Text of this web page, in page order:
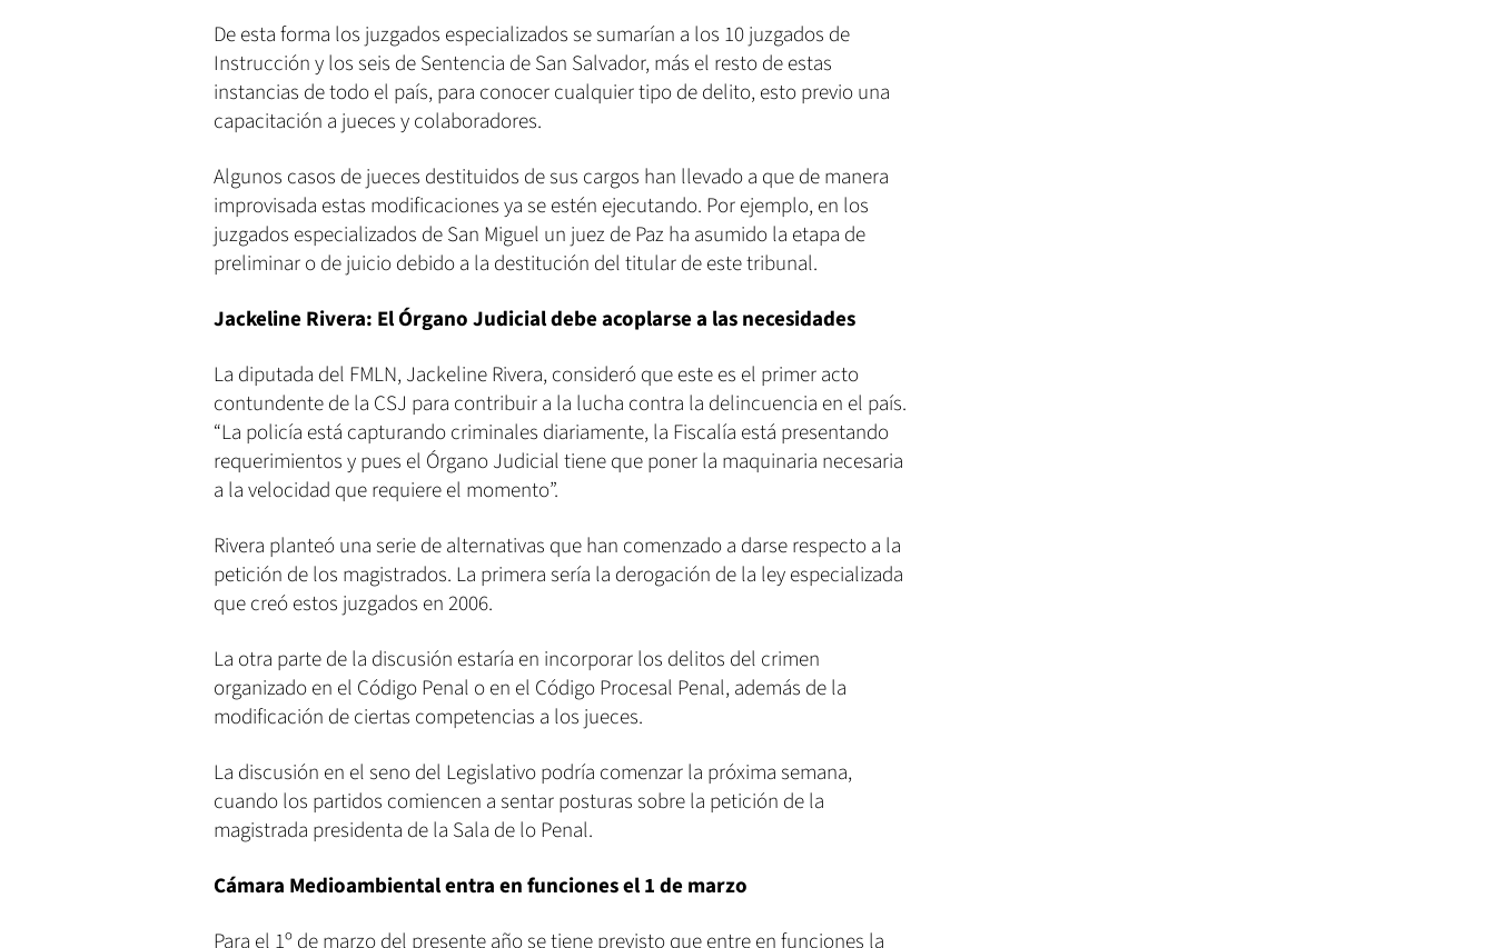
De esta forma los juzgados especializados se sumarían a los 10 juzgados de
Instrucción y los seis de Sentencia de San Salvador, más el resto de estas
instancias de todo el país, para conocer cualquier tipo de delito, esto previo una
capacitación a jueces y colaboradores.
Algunos casos de jueces destituidos de sus cargos han llevado a que de manera
improvisada estas modificaciones ya se estén ejecutando. Por ejemplo, en los
juzgados especializados de San Miguel un juez de Paz ha asumido la etapa de
preliminar o de juicio debido a la destitución del titular de este tribunal.
Jackeline Rivera: El Órgano Judicial debe acoplarse a las necesidades
La diputada del FMLN, Jackeline Rivera, consideró que este es el primer acto
contundente de la CSJ para contribuir a la lucha contra la delincuencia en el país.
“La policía está capturando criminales diariamente, la Fiscalía está presentando
requerimientos y pues el Órgano Judicial tiene que poner la maquinaria necesaria
a la velocidad que requiere el momento”.
Rivera planteó una serie de alternativas que han comenzado a darse respecto a la
petición de los magistrados. La primera sería la derogación de la ley especializada
que creó estos juzgados en 2006.
La otra parte de la discusión estaría en incorporar los delitos del crimen
organizado en el Código Penal o en el Código Procesal Penal, además de la
modificación de ciertas competencias a los jueces.
La discusión en el seno del Legislativo podría comenzar la próxima semana,
cuando los partidos comiencen a sentar posturas sobre la petición de la
magistrada presidenta de la Sala de lo Penal.
Cámara Medioambiental entra en funciones el 1 de marzo
Para el 1º de marzo del presente año se tiene previsto que entre en funciones la